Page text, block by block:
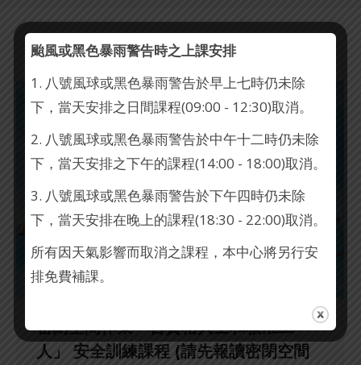
密閉空間作業「合資格人士和核准工
人」 安全訓練課程 (請先報讀密閉空間
颱風或黑色暴雨警告時之上課安排
1. 八號風球或黑色暴雨警告於早上七時仍未除
下，當天安排之日間課程(09:00 - 12:30)取消。
2. 八號風球或黑色暴雨警告於中午十二時仍未除
下，當天安排之下午的課程(14:00 - 18:00)取消。
3. 八號風球或黑色暴雨警告於下午四時仍未除
下，當天安排在晚上的課程(18:30 - 22:00)取消。
所有因天氣影響而取消之課程，本中心將另行安
排免費補課。